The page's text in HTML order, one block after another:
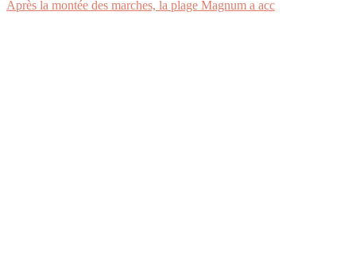
Après la montée des marches, la plage Magnum a acc